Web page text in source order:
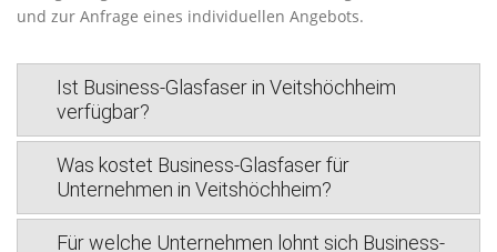
und zur Anfrage eines individuellen Angebots.
Ist Business-Glasfaser in Veitshöchheim
verfügbar?
Was kostet Business-Glasfaser für
Unternehmen in Veitshöchheim?
Für welche Unternehmen lohnt sich Business-